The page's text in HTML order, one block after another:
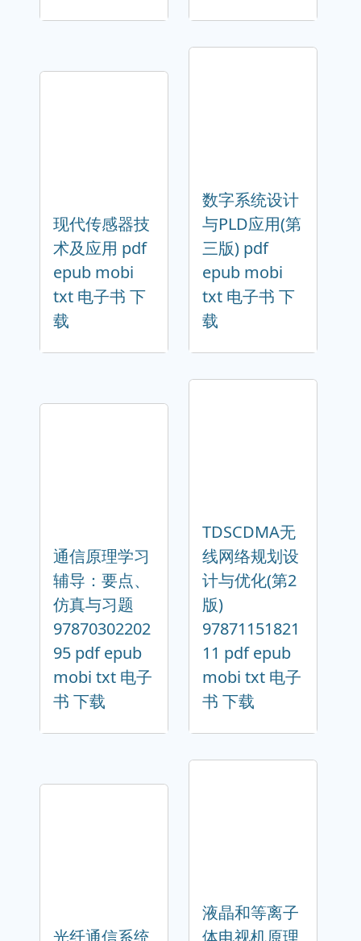
现代传感器技
术及应用 pdf
epub mobi
txt 电子书 下
载
数字系统设计
与PLD应用(第
三版) pdf
epub mobi
txt 电子书 下
载
通信原理学习
辅导：要点、
仿真与习题
97870302202
95 pdf epub
mobi txt 电子
书 下载
TDSCDMA无
线网络规划设
计与优化(第2
版)
97871151821
11 pdf epub
mobi txt 电子
书 下载
光纤通信系统
液晶和等离子
体电视机原理